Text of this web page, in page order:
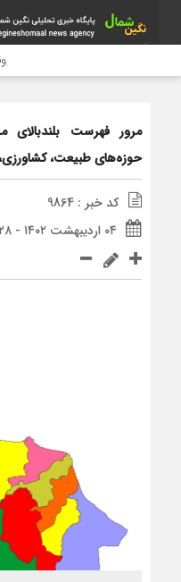
مرور فهرست بلندبالای
حوزه‌های طبیعت،
کد خبر : 9864
۰۴ اردیبهشت ۱۴۰۲ - ۱۱:۲۸